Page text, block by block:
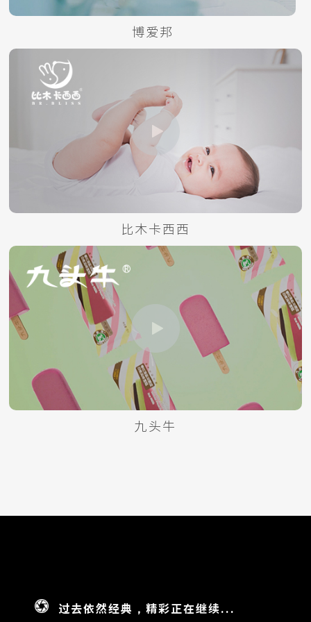
博爱邦
比木卡西西
九头牛
过去依然经典，精彩正在继续...